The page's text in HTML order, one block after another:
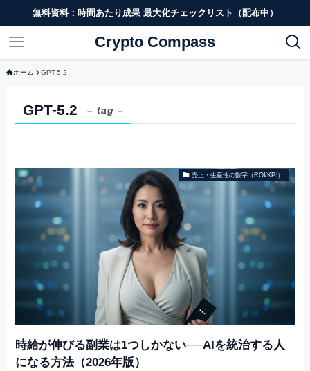
無料資料：時間あたり成果 最大化チェックリスト（配布中）
Crypto Compass
ホーム GPT-5.2
GPT-5.2 – tag –
売上・生産性の数字（ROI/KPI）
時給が伸びる副業は1つしかない──AIを統治する人
になる方法（2026年版）